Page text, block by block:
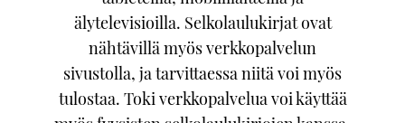
älytelevisioilla. Selkolaulukirjat ovat
nähtävillä myös verkkopalvelun
sivustolla, ja tarvittaessa niitä voi myös
tulostaa. Toki verkkopalvelua voi käyttää